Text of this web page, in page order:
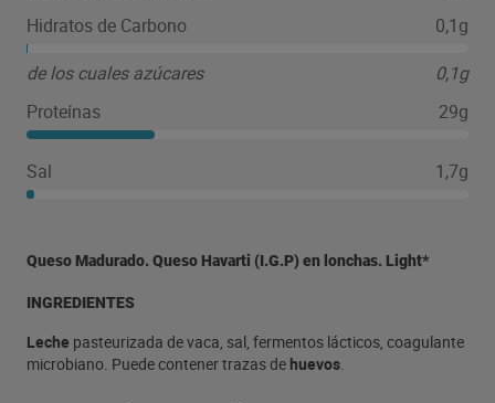
Hidratos de Carbono
0,1g
de los cuales azúcares
0,1g
Proteínas
29g
Sal 1,7g
Queso Madurado. Queso Havarti (I.G.P) en lonchas. Light*
INGREDIENTES
Leche pasteurizada de vaca, sal, fermentos lácticos, coagulante
microbiano. Puede contener trazas dehuevos.